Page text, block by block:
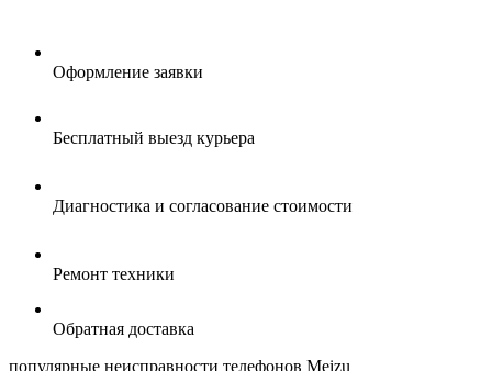
Оформление заявки
Бесплатный выезд курьера
Диагностика и согласование стоимости
Ремонт техники
Обратная доставка
популярные неисправности телефонов Meizu